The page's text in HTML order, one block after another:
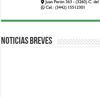
Noticias breves